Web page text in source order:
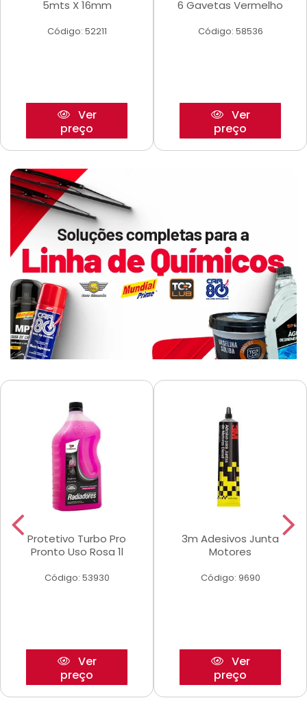
5mts X 16mm
Código: 52211
Ver
preço
6 Gavetas Vermelho
Código: 58536
Ver
preço
Protetivo Turbo Pro
Pronto Uso Rosa 1l
Código: 53930
Ver
preço
3m Adesivos Junta
Motores
Código: 9690
Ver
preço